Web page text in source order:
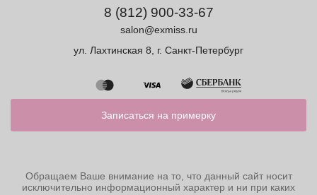
8 (812) 900-33-67
salon@exmiss.ru
ул. Лахтинская 8, г. Санкт-Петербург
Записаться на примерку
Обращаем Ваше внимание на то, что данный сайт носит
исключительно информационный характер и ни при каких